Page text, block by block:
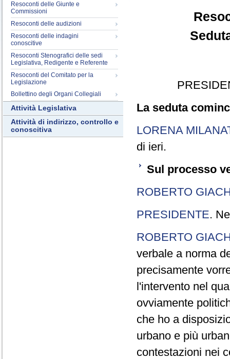
Resoconti delle Giunte e
Commissioni
Resoconti delle audizioni
Resoconti delle indagini
conoscitive
Resoconti Stenografici delle sedi
Legislativa, Redigente e Referente
Resoconti del Comitato per la
Legislazione
Bollettino degli Organi Collegiali
Attività Legislativa
Attività di indirizzo, controllo e
conoscitiva
La seduta
LORENA
di ieri.
Sul processo
ROBERTO
PRESIDENTE.
ROBERTO
verbale a norma
precisamente
l'intervento nel
ovviamente
che ho a
urbano e più
contestazioni nei